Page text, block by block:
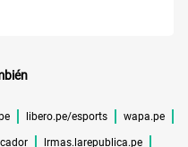
libero.pe/esports wapa.pe
lrmas.larepublica.pe